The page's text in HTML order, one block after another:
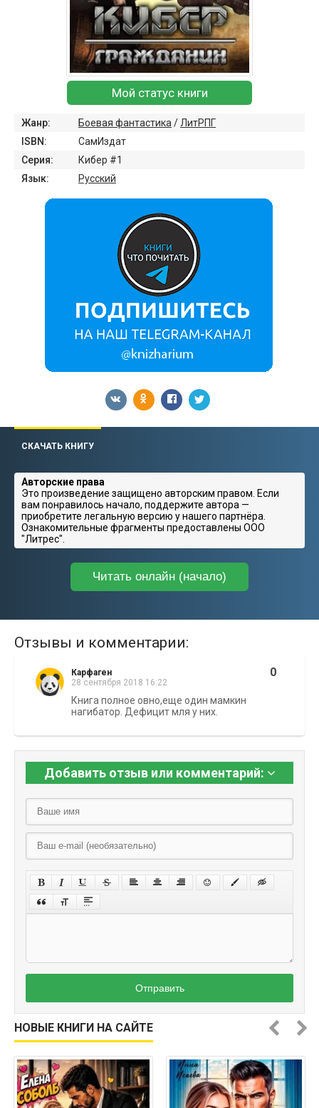
Мой статус книги
Жанр: Боевая фантастика/ЛитРПГ
ISBN:
СамИздат
Серия:
Кибер #1
Язык:
Русский
СКАЧАТЬ КНИГУ
Авторские права
Это произведение защищено авторским правом. Если
вам понравилось начало, поддержите автора —
приобретите легальную версию у нашего партнёра.
Ознакомительные фрагменты предоставлены ООО
"Литрес".
Читать онлайн (начало)
Отзывы и комментарии:
Карфаген
28 сентября 2018 16:22
0
Книга полное овно,еще один мамкин
нагибатор. Дефицит мля у них.
Добавить отзыв или комментарий:
Отправить
НОВЫЕ КНИГИ НА САЙТЕ